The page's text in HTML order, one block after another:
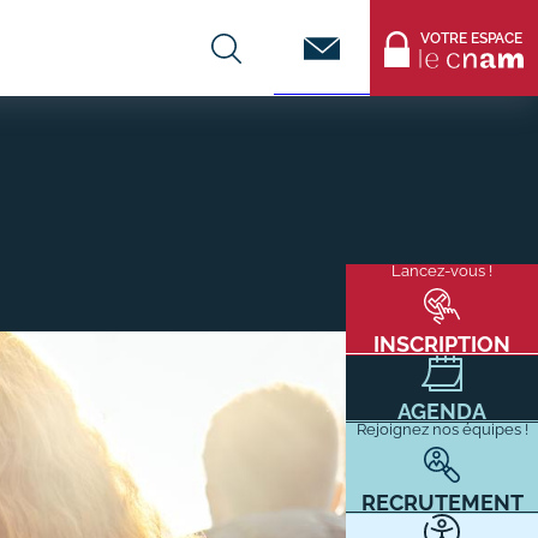
Menu
flottant
Lancez-vous !
INSCRIPTION
AGENDA
Rejoignez nos équipes !
RECRUTEMENT
VOTRE ESPACE
Accueillir un alternant ?
Infos enseignants
Être enseignant au Cnam
Infos partenaires
Liste des partenaires